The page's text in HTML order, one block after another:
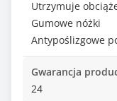
Utrzymuje
Gumowe nóżki
Antypoślizgowe
Gwarancja
24